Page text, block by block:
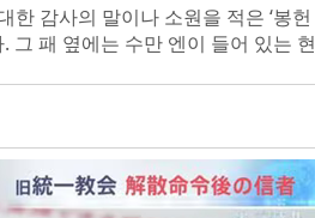
감사의 말이나 소원을 적은 ‘봉헌
그 패 옆에는 수만 엔이 들어 있는 현